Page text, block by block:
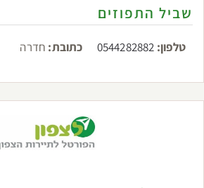
שביל התפוזים
טלפון: 0544282882 כתובת: חדרה